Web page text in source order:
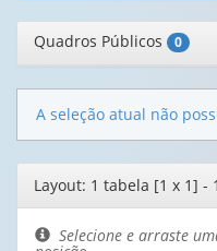
Quadros Públicos 0
A seleção atual não
Editor
de
layout
Layout: 1 tabela [1 x 1] -
Selecione e arraste